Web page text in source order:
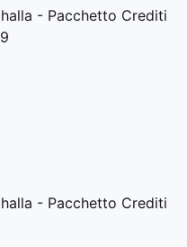
- Pacchetto Crediti
- Pacchetto Crediti